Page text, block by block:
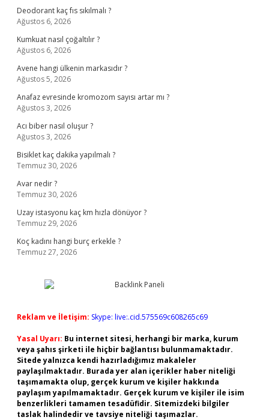
Deodorant kaç fıs sıkılmalı ?
Ağustos 6, 2026
Kumkuat nasıl çoğaltılır ?
Ağustos 6, 2026
Avene hangi ülkenin markasıdır ?
Ağustos 5, 2026
Anafaz evresinde kromozom sayısı artar mı ?
Ağustos 3, 2026
Acı biber nasıl oluşur ?
Ağustos 3, 2026
Bisiklet kaç dakika yapılmalı ?
Temmuz 30, 2026
Avar nedir ?
Temmuz 30, 2026
Uzay istasyonu kaç km hızla dönüyor ?
Temmuz 29, 2026
Koç kadını hangi burç erkekle ?
Temmuz 27, 2026
Reklam ve İletişim: Skype: live:.cid.575569c608265c69
Yasal Uyarı: Bu internet sitesi, herhangi bir marka, kurum
veya şahıs şirketi ile hiçbir bağlantısı bulunmamaktadır.
Sitede yalnızca kendi hazırladığımız makaleler
paylaşılmaktadır. Burada yer alan içerikler haber niteliği
taşımamakta olup, gerçek kurum ve kişiler hakkında
paylaşım yapılmamaktadır. Gerçek kurum ve kişiler ile isim
benzerlikleri tamamen tesadüfidir. Sitemizdeki bilgiler
taslak halindedir ve tavsiye niteliği taşımazlar.